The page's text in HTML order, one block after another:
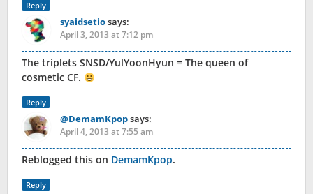
Reply
syaidsetiosays:
April 3, 2013 at 7:12 pm
The triplets SNSD/YulYoonHyun = The queen of
cosmetic CF.
Reply
@DemamKpopsays:
April 4, 2013 at 7:55 am
Reblogged this on DemamKpop.
Reply